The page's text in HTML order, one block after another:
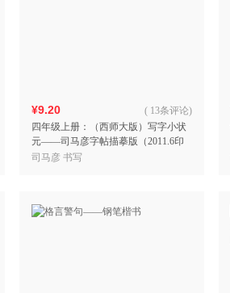
¥9.20
四年级上册：（西师大版）写字小状
元——司马彦字帖描摹版（2011.6印
刷）
( 13条评论)
司马彦 书写